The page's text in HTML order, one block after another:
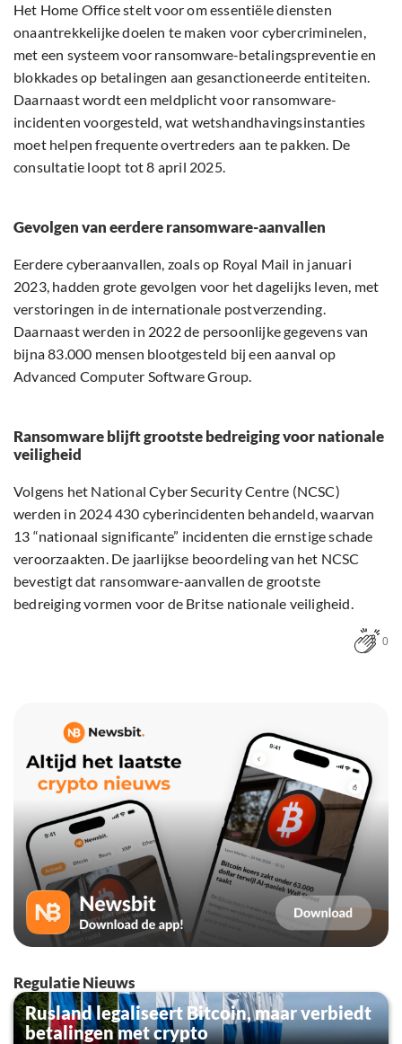
Het Home Office stelt voor om essentiële diensten
onaantrekkelijke doelen te maken voor cybercriminelen,
met een systeem voor ransomware-betalingspreventie en
blokkades op betalingen aan gesanctioneerde entiteiten.
Daarnaast wordt een meldplicht voor ransomware-
incidenten voorgesteld, wat wetshandhavingsinstanties
moet helpen frequente overtreders aan te pakken. De
consultatie loopt tot 8 april 2025.
Gevolgen van eerdere ransomware-aanvallen
Eerdere cyberaanvallen, zoals op Royal Mail in januari
2023, hadden grote gevolgen voor het dagelijks leven, met
verstoringen in de internationale postverzending.
Daarnaast werden in 2022 de persoonlijke gegevens van
bijna 83.000 mensen blootgesteld bij een aanval op
Advanced Computer Software Group.
Ransomware blijft grootste bedreiging voor nationale
veiligheid
Volgens het National Cyber Security Centre (NCSC)
werden in 2024 430 cyberincidenten behandeld, waarvan
13 “nationaal significante” incidenten die ernstige schade
veroorzaakten. De jaarlijkse beoordeling van het NCSC
bevestigt dat ransomware-aanvallen de grootste
bedreiging vormen voor de Britse nationale veiligheid.
0
Regulatie Nieuws
Rusland legaliseert Bitcoin, maar verbiedt
betalingen met crypto